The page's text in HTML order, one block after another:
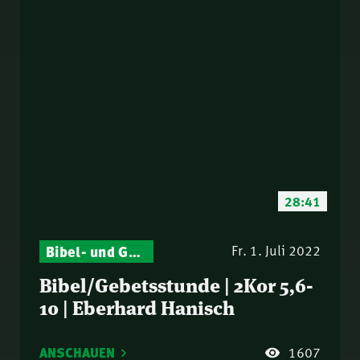
28:41
Bibel- und Gebetsstunde – Jeden Donnerstag neu: Vers-für-Vers-Auslegungen Fr. 1. Juli 2022
Bibel/Gebetsstunde | 2Kor 5,6-
10 | Eberhard Hanisch
ANSCHAUEN 1607